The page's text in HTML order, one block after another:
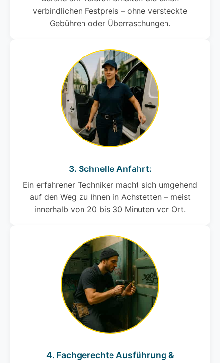
verbindlichen Festpreis – ohne versteckte
Gebühren oder Überraschungen.
3. Schnelle Anfahrt:
Ein erfahrener Techniker macht sich umgehend
auf den Weg zu Ihnen in Achstetten – meist
innerhalb von 20 bis 30 Minuten vor Ort.
4. Fachgerechte Ausführung &